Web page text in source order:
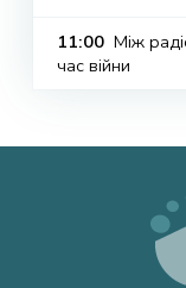
11:00 Між
час війни